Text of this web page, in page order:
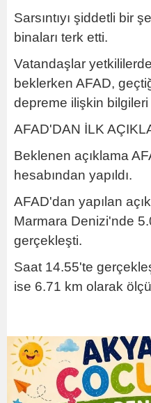
Sarsıntıyı şiddetli bir
binaları terk etti.
Vatandaşlar
beklerken AFAD,
depreme ilişkin bilgileri
AFAD'DAN İLK
Beklenen açıklama
hesabından yapıldı.
AFAD'dan yapılan
Marmara Denizi'nde
gerçekleşti.
Saat 14.55'te
ise 6.71 km olarak